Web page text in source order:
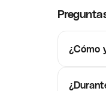
¿Cómo